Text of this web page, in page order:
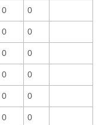
0 0
0 0
0 0
0 0
0 0
0 0